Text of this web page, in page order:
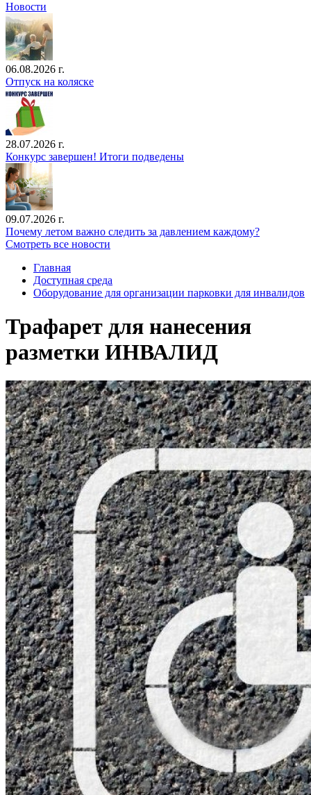
Новости
06.08.2026 г.
Отпуск на коляске
28.07.2026 г.
Конкурс завершен! Итоги подведены
09.07.2026 г.
Почему летом важно следить за давлением каждому?
Смотреть все новости
Главная
Доступная среда
Оборудование для организации парковки для инвалидов
Трафарет для нанесения
разметки ИНВАЛИД